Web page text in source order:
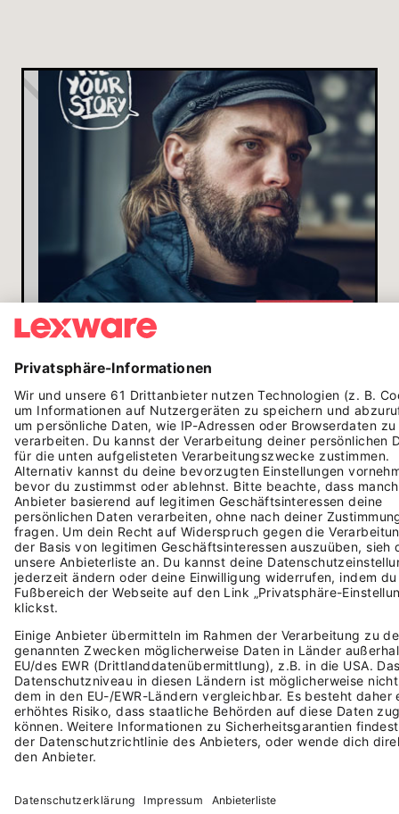
AUSGABE 03/2024
DARF MAN MIT
NACHHALTIGKEIT GELD
VERDIENEN? MAN MUSS
SOGAR!
Diese und weitere Gründungsgeschichten
findest du in unserem Magazin "Tell Your
Story".
DIESE AUSGABE LESEN